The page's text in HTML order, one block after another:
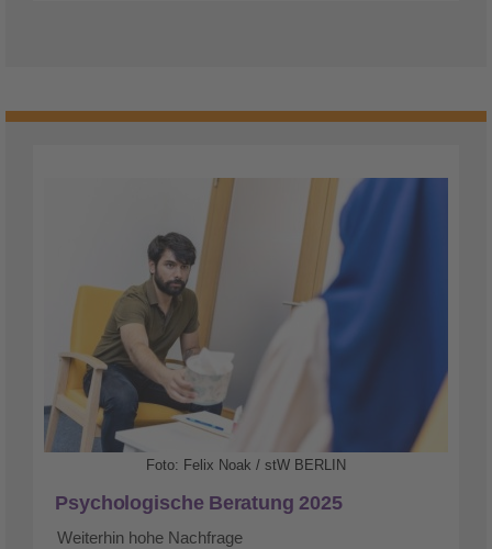
Foto: Felix Noak / stW BERLIN
Psychologische Beratung 2025
Weiterhin hohe Nachfrage